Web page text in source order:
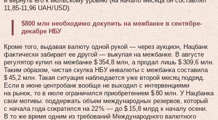
11,85‑11,96 UAH / USD).
$800 млн необходимо докупить на межбанке в сентябре-
декабре НБУ
Кроме того, выдавая валюту одной рукой — через аукцион, Нацбанк
фактически забирает ее другой — выкупая на межбанке. В августе
регулятор купил на межбанке $ 354,8 млн, а продал лишь $ 309,6 млн.
Таким образом, чистая скупка НБУ инвалюты с межбанка составила
$ 45,2 млн. Такая ситуация наблюдается уже второй месяц подряд.
Если в июне центробанк вообще не выходил с интервенциями
на рынок, то в июле ограничился приобретением $ 80 млн. У Нацбанка
свои мотивы: поддержать объем международных резервов, который
с начала года сократился на 22 % — до $ 15,8 млрд к началу осени.
В то же время одним из требований Международного валютного